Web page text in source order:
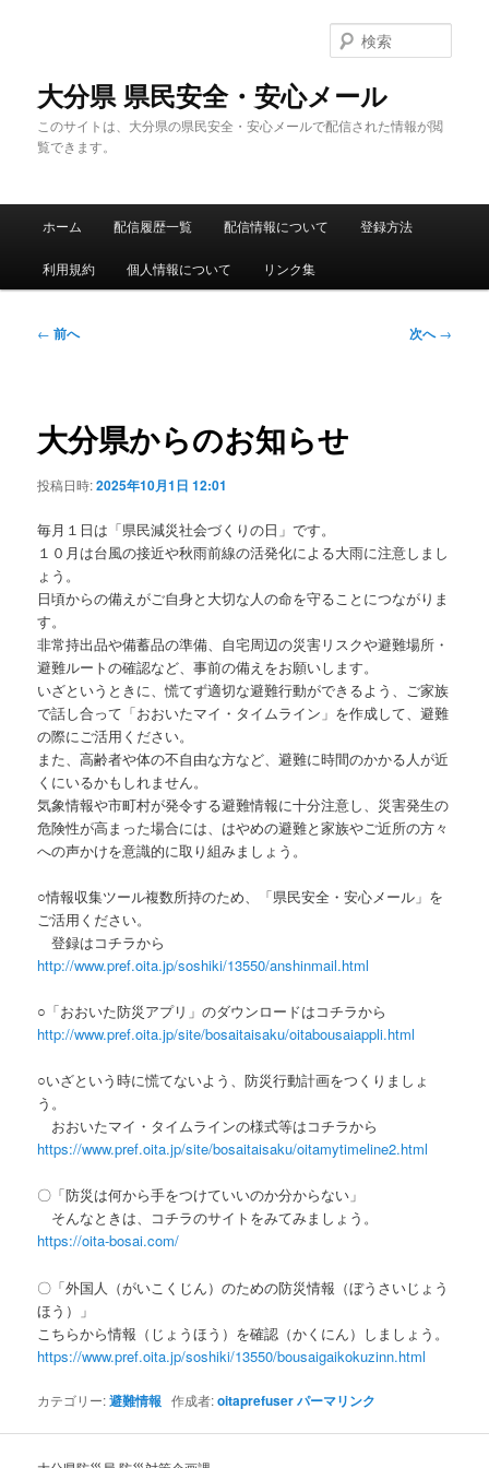
大分県 県民安全・安心メール
このサイトは、大分県の県民安全・安心メールで配信された情報が閲
覧できます。
索
メ
ホーム 配信履歴一覧 配信情報について 登録方法
利用規約 個人情報について リンク集
投
ゲ
ー
ョ
← 前へ 次へ→
大分県からのお知らせ
投稿日時:2025年10月1日 12:01
毎月１日は「県民減災社会づくりの日」です。
１０月は台風の接近や秋雨前線の活発化による大雨に注意しまし
ょう。
日頃からの備えがご自身と大切な人の命を守ることにつながりま
す。
非常持出品や備蓄品の準備、自宅周辺の災害リスクや避難場所・
避難ルートの確認など、事前の備えをお願いします。
いざというときに、慌てず適切な避難行動ができるよう、ご家族
で話し合って「おおいたマイ・タイムライン」を作成して、避難
の際にご活用ください。
また、高齢者や体の不自由な方など、避難に時間のかかる人が近
くにいるかもしれません。
気象情報や市町村が発令する避難情報に十分注意し、災害発生の
危険性が高まった場合には、はやめの避難と家族やご近所の方々
への声かけを意識的に取り組みましょう。
○情報収集ツール複数所持のため、「県民安全・安心メール」を
ご活用ください。
登録はコチラから
http://www.pref.oita.jp/soshiki/13550/anshinmail.html
○「おおいた防災アプリ」のダウンロードはコチラから
http://www.pref.oita.jp/site/bosaitaisaku/oitabousaiappli.html
○いざという時に慌てないよう、防災行動計画をつくりましょ
う。
おおいたマイ・タイムラインの様式等はコチラから
https://www.pref.oita.jp/site/bosaitaisaku/oitamytimeline2.html
〇「防災は何から手をつけていいのか分からない」
そんなときは、コチラのサイトをみてみましょう。
https://oita-bosai.com/
〇「外国人（がいこくじん）のための防災情報（ぼうさいじょう
ほう）」
こちらから情報（じょうほう）を確認（かくにん）しましょう。
https://www.pref.oita.jp/soshiki/13550/bousaigaikokuzinn.html
カテゴリー:避難情報 作成者:oitaprefuserパーマリンク